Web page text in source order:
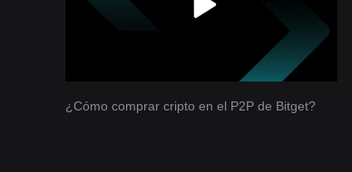
¿Cómo comprar cripto en el P2P de Bitget?